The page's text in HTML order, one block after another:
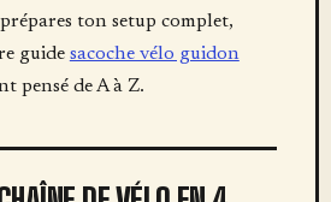
ton setup complet,
guide sacoche vélo guidon
pensé de A à Z.